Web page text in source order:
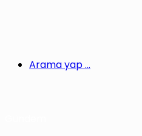
Arama yap ...